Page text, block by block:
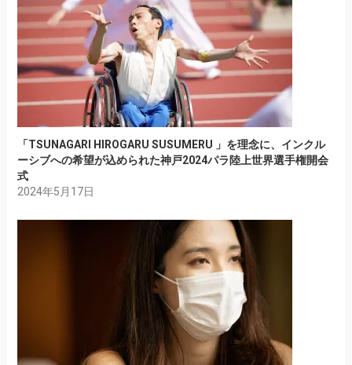
「TSUNAGARI HIROGARU SUSUMERU 」を理念に、インクル
ーシブへの希望が込められた神戸2024パラ陸上世界選手権開会
式
2024年5月17日